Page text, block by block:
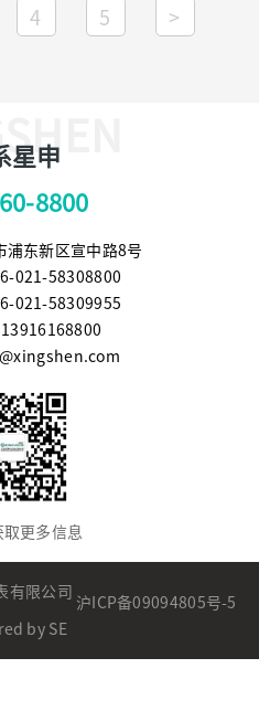
4 5 >
星申
8800
浦东新区宣中路8号
021-58308800
021-58309955
更多信息
有限公司
沪ICP备09094805号-5
by SE